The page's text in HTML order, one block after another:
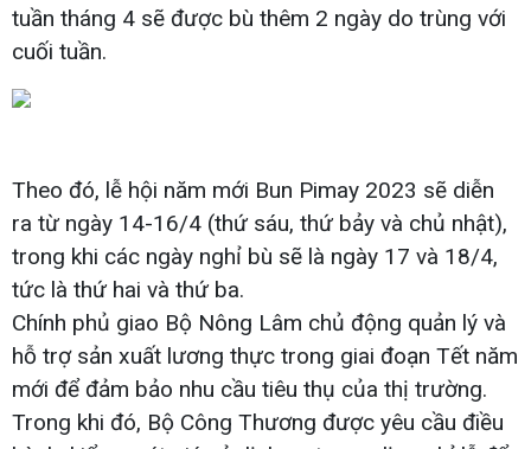
tuần tháng 4 sẽ được bù thêm 2 ngày do trùng với
cuối tuần.
Theo đó, lễ hội năm mới Bun Pimay 2023 sẽ diễn
ra từ ngày 14-16/4 (thứ sáu, thứ bảy và chủ nhật),
trong khi các ngày nghỉ bù sẽ là ngày 17 và 18/4,
tức là thứ hai và thứ ba.
Chính phủ giao Bộ Nông Lâm chủ động quản lý và
hỗ trợ sản xuất lương thực trong giai đoạn Tết năm
mới để đảm bảo nhu cầu tiêu thụ của thị trường.
Trong khi đó, Bộ Công Thương được yêu cầu điều